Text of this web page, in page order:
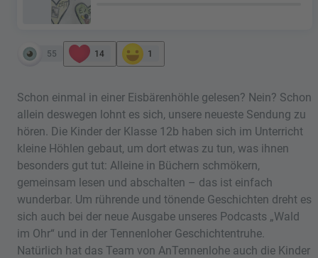
55 14 1
Schon einmal in einer Eisbärenhöhle gelesen? Nein? Schon
allein deswegen lohnt es sich, unsere neueste Sendung zu
hören. Die Kinder der Klasse 12b haben sich im Unterricht
kleine Höhlen gebaut, um dort etwas zu tun, was ihnen
besonders gut tut: Alleine in Büchern schmökern,
gemeinsam lesen und abschalten – das ist einfach
wunderbar. Um rührende und tönende Geschichten dreht es
sich auch bei der neue Ausgabe unseres Podcasts „Wald
im Ohr“ und in der Tennenloher Geschichtentruhe.
Natürlich hat das Team von AnTennenlohe auch die Kinder